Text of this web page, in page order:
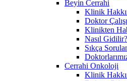
Beyin Cerrahi
Klinik
Doktor
Klinikten
Nasıl Gidilir?
Sıkça
Cerrahi Onkoloji
Klinik